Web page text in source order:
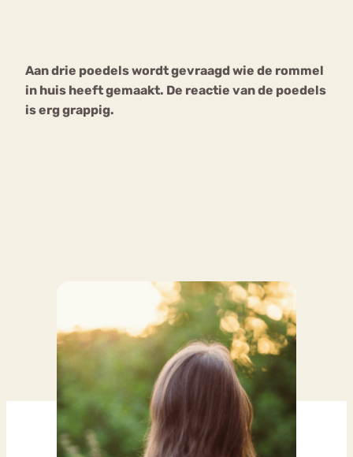
Aan drie poedels wordt gevraagd wie de rommel
in huis heeft gemaakt. De reactie van de poedels
is erg grappig.
mia
Nerv
osa
Eetstoornis Anorexia Nervosa